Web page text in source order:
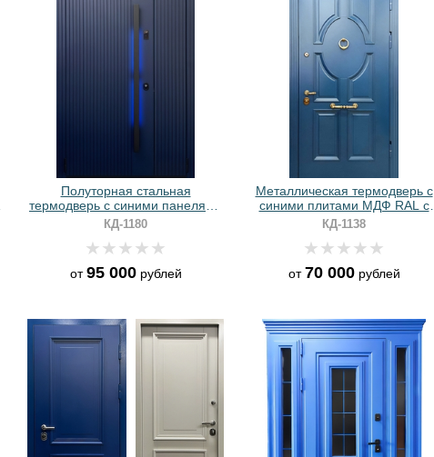
Полуторная стальная
термодверь с синими панелями
МДФ RAL и ручкой с LED-
подсветкой
КД-1180
от95 000рублей
Металлическая термодверь с
синими плитами МДФ RAL с
багетом и кнокером
КД-1138
от70 000рублей